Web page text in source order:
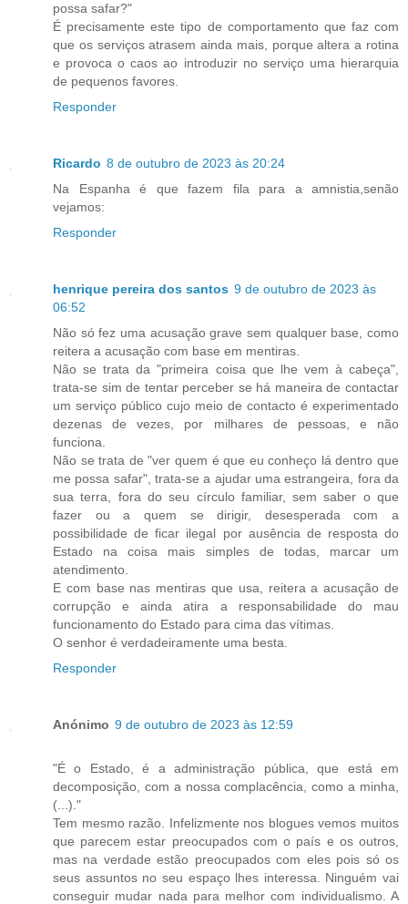
possa safar?"
É precisamente este tipo de comportamento que faz com
que os serviços atrasem ainda mais, porque altera a rotina
e provoca o caos ao introduzir no serviço uma hierarquia
de pequenos favores.
Responder
Ricardo 8 de outubro de 2023 às 20:24
Na Espanha é que fazem fila para a amnistia,senão
vejamos:
Responder
henrique pereira dos santos 9 de outubro de 2023 às
06:52
Não só fez uma acusação grave sem qualquer base, como
reitera a acusação com base em mentiras.
Não se trata da "primeira coisa que lhe vem à cabeça",
trata-se sim de tentar perceber se há maneira de contactar
um serviço público cujo meio de contacto é experimentado
dezenas de vezes, por milhares de pessoas, e não
funciona.
Não se trata de "ver quem é que eu conheço lá dentro que
me possa safar", trata-se a ajudar uma estrangeira, fora da
sua terra, fora do seu círculo familiar, sem saber o que
fazer ou a quem se dirigir, desesperada com a
possibilidade de ficar ilegal por ausência de resposta do
Estado na coisa mais simples de todas, marcar um
atendimento.
E com base nas mentiras que usa, reitera a acusação de
corrupção e ainda atira a responsabilidade do mau
funcionamento do Estado para cima das vítimas.
O senhor é verdadeiramente uma besta.
Responder
Anónimo 9 de outubro de 2023 às 12:59
"É o Estado, é a administração pública, que está em
decomposição, com a nossa complacência, como a minha,
(...)."
Tem mesmo razão. Infelizmente nos blogues vemos muitos
que parecem estar preocupados com o país e os outros,
mas na verdade estão preocupados com eles pois só os
seus assuntos no seu espaço lhes interessa. Ninguém vai
conseguir mudar nada para melhor com individualismo. A